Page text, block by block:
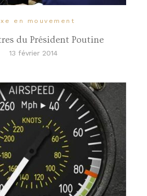
en mouvement
du Président Poutine
13 février 2014